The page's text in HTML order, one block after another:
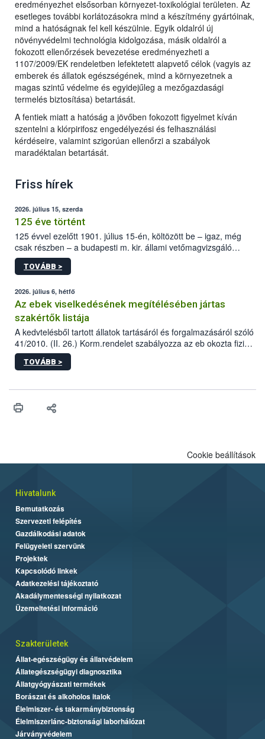
eredményezhet elsősorban környezet-toxikológiai területen. Az
esetleges további korlátozásokra mind a készítmény gyártóinak,
mind a hatóságnak fel kell készülnie. Egyik oldalról új
növényvédelmi technológia kidolgozása, másik oldalról a
fokozott ellenőrzések bevezetése eredményezheti a
1107/2009/EK rendeletben lefektetett alapvető célok (vagyis az
emberek és állatok egészségének, mind a környezetnek a
magas szintű védelme és egyidejűleg a mezőgazdasági
termelés biztosítása) betartását.
A fentiek miatt a hatóság a jövőben fokozott figyelmet kíván
szentelni a klórpirifosz engedélyezési és felhasználási
kérdéseire, valamint szigorúan ellenőrzi a szabályok
maradéktalan betartását.
Friss hírek
2026. július 15, szerda
125 éve történt
125 évvel ezelőtt 1901. július 15-én, költözött be – igaz, még
csak részben – a budapesti m. kir. állami vetőmagvizsgáló
állomás a Kis Rókus utca 15. szám alatti, Czigler Győző által
tervezett új épületébe.
TOVÁBB >
2026. július 6, hétfő
Az ebek viselkedésének megítélésében jártas
szakértők listája
A kedvtelésből tartott állatok tartásáról és forgalmazásáról szóló
41/2010. (II. 26.) Korm.rendelet szabályozza az eb okozta fizikai
sérülés, illetve ennek veszélye keletkezésekor felmerülő
hatósági feladatokat, valamint a veszélyes eb tartását és annak
vonni az ebek viselkedésének megítélésében jártas szakértőt.
TOVÁBB >
Cookie beállítások
Hivatalunk
Bemutatkozás
Szervezeti felépítés
Gazdálkodási adatok
Felügyeleti szervünk
Projektek
Kapcsolódó linkek
Adatkezelési tájékoztató
Akadálymentességi nyilatkozat
Üzemeltetési információ
Szakterületek
Állat-egészségügy és állatvédelem
Állategészségügyi diagnosztika
Állatgyógyászati termékek
Borászat és alkoholos italok
Élelmiszer- és takarmánybiztonság
Élelmiszerlánc-biztonsági laborhálózat
Járványvédelem